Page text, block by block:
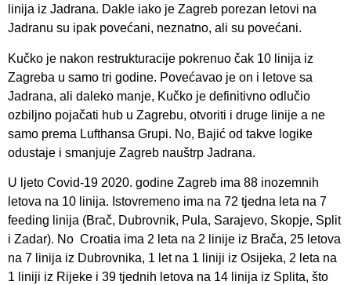
linija iz Jadrana. Dakle iako je Zagreb porezan letovi na
Jadranu su ipak povećani, neznatno, ali su povećani.
Kučko je nakon restrukturacije pokrenuo čak 10 linija iz
Zagreba u samo tri godine. Povećavao je on i letove sa
Jadrana, ali daleko manje, Kučko je definitivno odlučio
ozbiljno pojačati hub u Zagrebu, otvoriti i druge linije a ne
samo prema Lufthansa Grupi. No, Bajić od takve logike
odustaje i smanjuje Zagreb nauštrp Jadrana.
U ljeto Covid-19 2020. godine Zagreb ima 88 inozemnih
letova na 10 linija. Istovremeno ima na 72 tjedna leta na 7
feeding linija (Brač, Dubrovnik, Pula, Sarajevo, Skopje, Split
i Zadar). No Croatia ima 2 leta na 2 linije iz Brača, 25 letova
na 7 linija iz Dubrovnika, 1 let na 1 liniji iz Osijeka, 2 leta na
1 liniji iz Rijeke i 39 tjednih letova na 14 linija iz Splita, što